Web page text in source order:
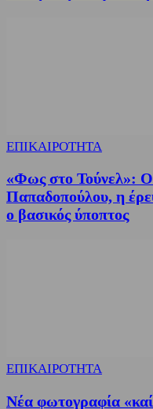
ΕΠΙΚΑΙΡΟΤΗΤΑ
«Φως στο Τούνελ»: Ο
Παπαδοπούλου, η
ο βασικός ύποπτος
ΕΠΙΚΑΙΡΟΤΗΤΑ
Νέα φωτογραφία